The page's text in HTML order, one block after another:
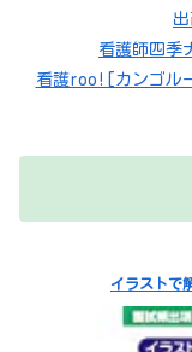
看護師四
看護roo![カンゴル
イラストで